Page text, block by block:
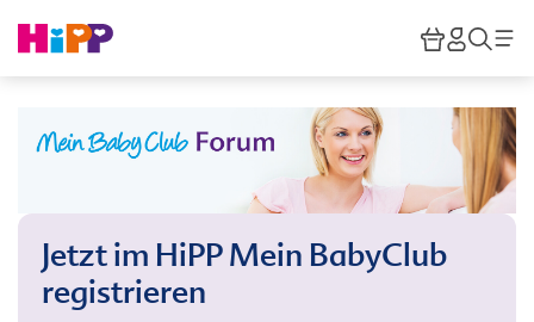
HiPP
Jetzt im HiPP Mein BabyClub
registrieren